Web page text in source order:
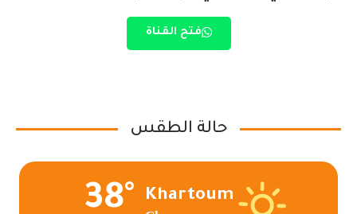
فتح القناة
حالة الطقس
Khartoum
38°